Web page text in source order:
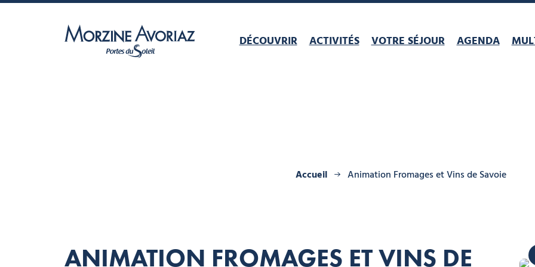
DÉCOUVRIR ACTIVITÉS VOTRE SÉJOUR AGENDA
Accueil Animation Fromages et Vins de Savoie
ANIMATION FROMAGES ET VINS DE